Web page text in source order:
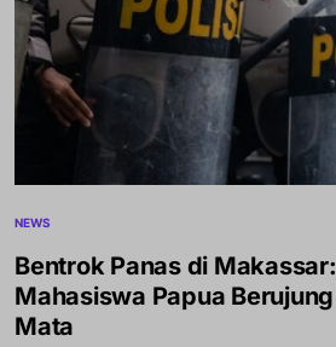
NEWS
Bentrok Panas di
Mahasiswa Papua
Mata